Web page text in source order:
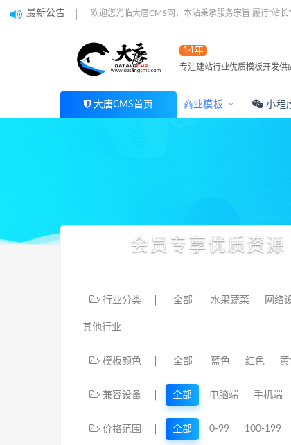
最新公告 欢迎您光临大唐CMS网，本站秉承服务宗旨 履行“站长
14年
专注建站行业优质模板开发供
大唐CMS首页 商业模板 小程
会员专享优质资源
行业分类 全部 水果蔬菜 网络
其他行业
模板颜色 全部 蓝色 红色
兼容设备 全部 电脑端 手机端
价格范围 全部 0-99 100-199